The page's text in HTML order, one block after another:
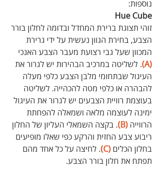
נוספות:
Hue Cube
זוהי תצוגת ברירת המחדל ובדומה לחלון בורר
הצבע, בחירת הגוון נעשית על ידי גרירת
המכוון שעל גבי רצועת מעבר הצבע האנכי
(A)
. לשליטה במרכיב הבהירות יש לגרור את
העיגול שבתחומי מלבן הצבע כלפי מעלה
להבהרה או כלפי מטה להכהייה. לשליטה
בעוצמת רוויית הצבעים יש לגרור את העיגול
ימינה לעוצמה מלאה ושמאלה להפחתת
הרווייה (B)
. בקצה השמאלי העליון של החלון
ריבוע צבע החזית והרקע כפי שאלו מופיעים
בחלון הכלים (C)
. לחיצה על כל אחד מהם
תפתח את חלון בורר הצבע.